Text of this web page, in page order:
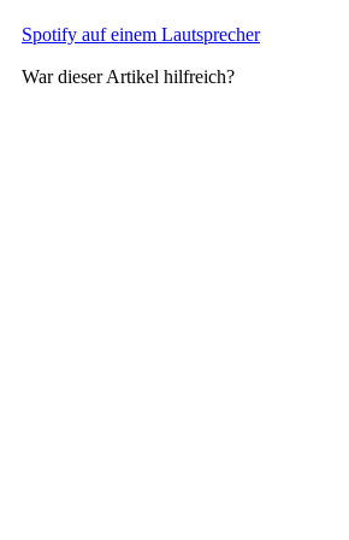
Spotify auf einem Lautsprecher
War dieser Artikel hilfreich?